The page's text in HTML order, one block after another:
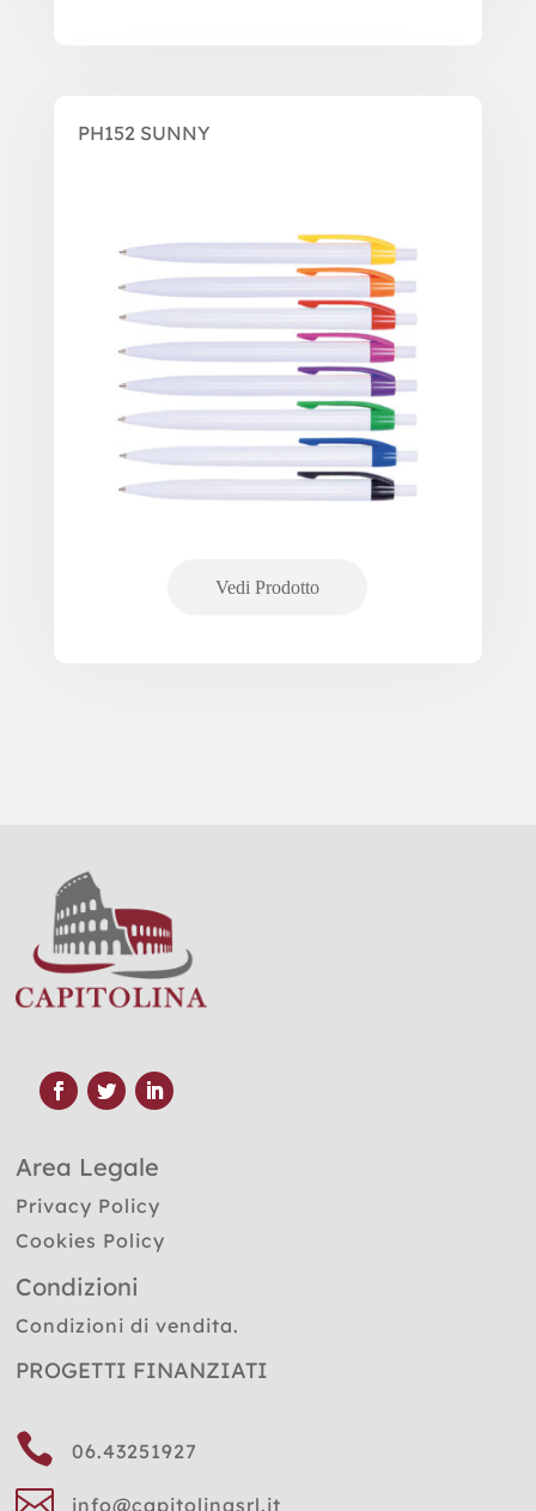
PH152 SUNNY
Area Legale
Privacy Policy
Cookies Policy
Condizioni
Condizioni di vendita.
PROGETTI FINANZIATI
 06.43251927
 info@capitolinasrl.it